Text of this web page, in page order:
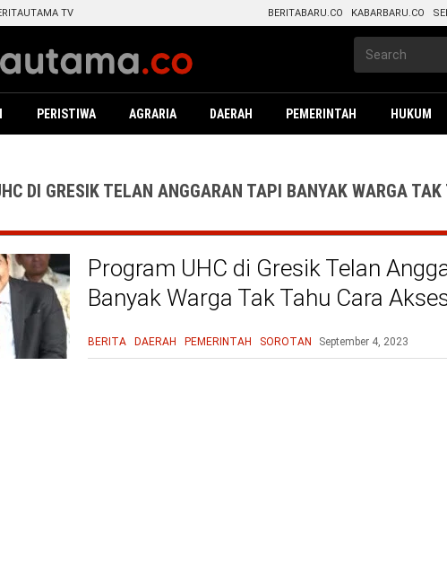
TV BERITABARU.CO KABARBARU.CO
PERISTIWA AGRARIA DAERAH PEMERINTAH HUKUM
DI GRESIK TELAN ANGGARAN TAPI BANYAK WARGA
Program UHC di Gresik Telan
Banyak Warga Tak Tahu Cara
BERITA DAERAH PEMERINTAH SOROTAN September 4, 2023